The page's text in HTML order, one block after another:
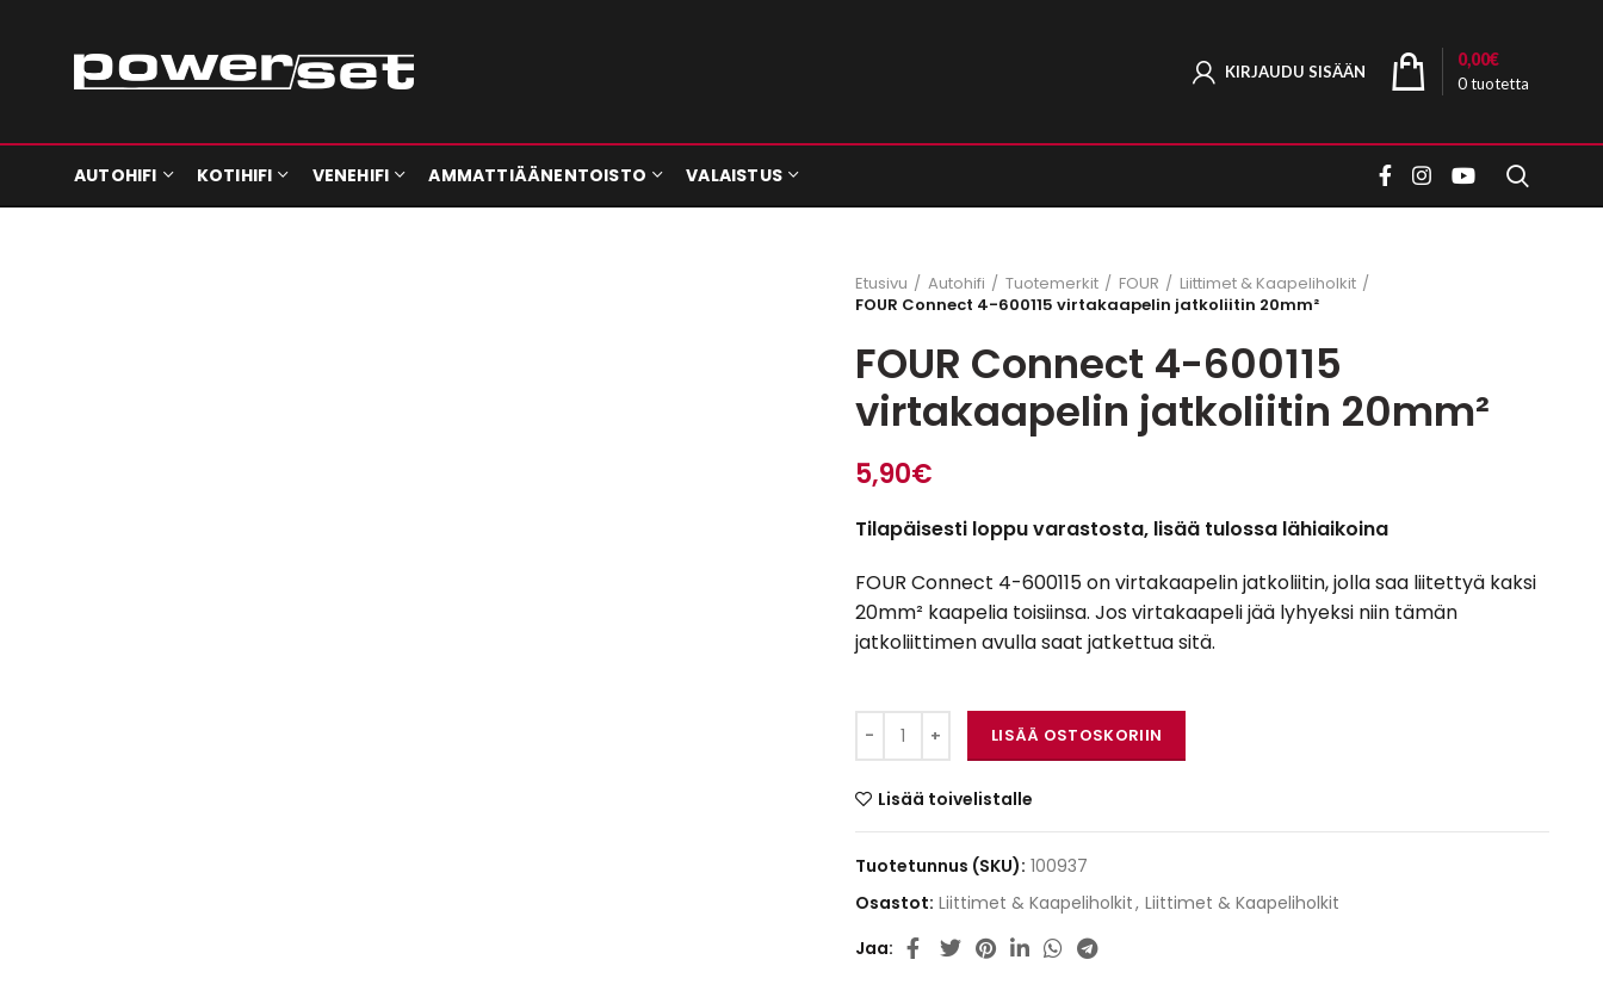
KIRJAUDU SISÄÄN
0tuotetta
0,00€
AUTOHIFI KOTIHIFI VENEHIFI AMMATTIÄÄNENTOISTO VALAISTUS
Etusivu Autohifi Tuotemerkit FOUR
Liittimet & Kaapeliholkit
FOUR Connect 4-600115 virtakaapelin jatkoliitin 20mm²
FOUR Connect 4-600115
virtakaapelin jatkoliitin 20mm²
5,90€
Tilapäisesti loppu varastosta, lisää tulossa lähiaikoina
FOUR Connect 4-600115 on virtakaapelin jatkoliitin, jolla saa liitettyä kaksi
20mm² kaapelia toisiinsa. Jos virtakaapeli jää lyhyeksi niin tämän
jatkoliittimen avulla saat jatkettua sitä.
FOUR Connect 4-600115 virtakaapelin jatkoliitin 20mm² määrä
LISÄÄ OSTOSKORIIN
Lisää toivelistalle
Tuotetunnus (SKU): 100937
Osastot: Liittimet & Kaapeliholkit, Liittimet & Kaapeliholkit
Jaa